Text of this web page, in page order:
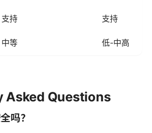
支持 支持
中等 低-中高
Asked Questions
吗？